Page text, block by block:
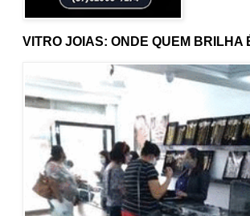
VITRO JOIAS: ONDE QUEM BRILHA